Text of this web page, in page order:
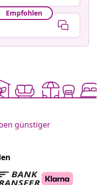
Empfohlen
günstiger